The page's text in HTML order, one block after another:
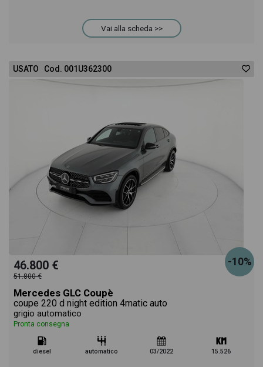
Vai alla scheda >>
USATO Cod. 001U362300
-10%
46.800 €
51.800 €
Mercedes GLC Coupè
coupe 220 d night edition 4matic auto
grigio automatico
Pronta consegna
diesel automatico 03/2022 15.526